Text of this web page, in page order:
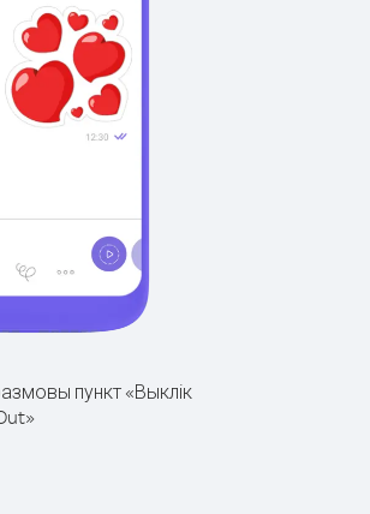
пункт «Выклік